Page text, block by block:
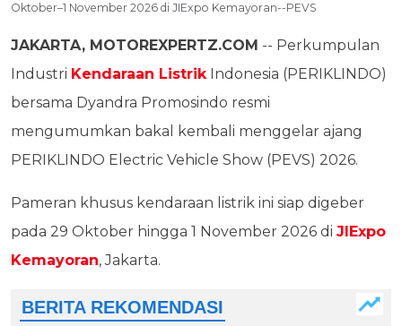
Oktober–1 November 2026 di JIExpo Kemayoran--PEVS
JAKARTA, MOTOREXPERTZ.COM -- Perkumpulan
Industri Kendaraan ListrikIndonesia (PERIKLINDO)
bersama Dyandra Promosindo resmi
mengumumkan bakal kembali menggelar ajang
PERIKLINDO Electric Vehicle Show (PEVS) 2026.
Pameran khusus kendaraan listrik ini siap digeber
pada 29 Oktober hingga 1 November 2026 di JIExpo
Kemayoran, Jakarta.